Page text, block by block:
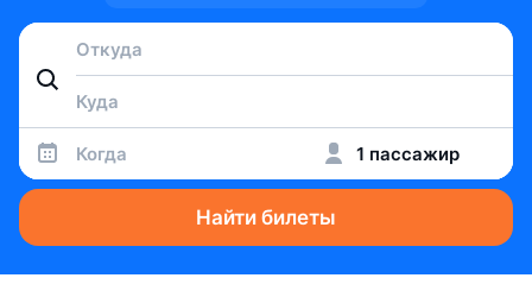
Когда 1 пассажир
Найти билеты